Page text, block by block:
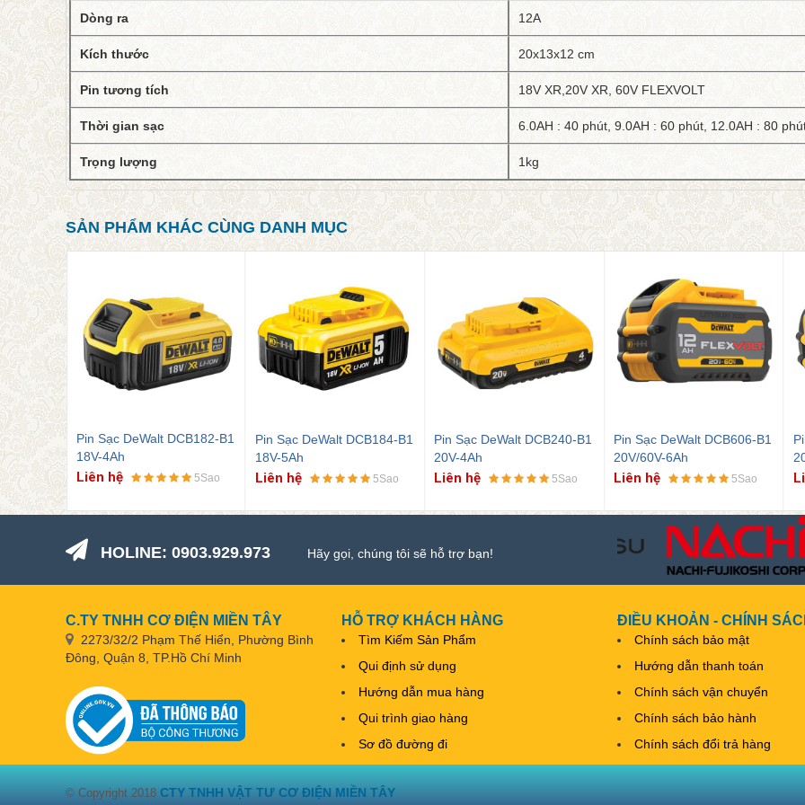
Dòng ra 12A
Kích thước 20x13x12 cm
Pin tương tích 18V XR,20V XR, 60V FLEXVOLT
Thời gian sạc 6.0AH : 40 phút, 9.0AH : 60 phút, 12.0AH : 80
Trọng lượng 1kg
SẢN PHẨM KHÁC CÙNG DANH MỤC
B1
5Sao
Pin Sạc DeWalt DCB184-B1
18V-5Ah
Liên hệ 5Sao
Pin Sạc DeWalt DCB240-B1
20V-4Ah
Liên hệ 5Sao
Pin Sạc DeWalt DCB606-B1
20V/60V-6Ah
Liên hệ 5Sao
Pin Sạc DeWalt DCB609-B1
20V/60V-9Ah
Liên hệ 5Sao
HOLINE: 0903.929.973 Hãy gọi, chúng tôi sẽ hỗ trợ bạn!
C.TY TNHH CƠ ĐIỆN MIỀN TÂY
2273/32/2 Phạm Thế Hiển, Phường Bình
Đông, Quận 8, TP.Hồ Chí Minh
HỖ TRỢ KHÁCH HÀNG
Tìm Kiếm Sản Phẩm
Qui định sử dụng
Hướng dẫn mua hàng
Qui trình giao hàng
Sơ đồ đường đi
ĐIỀU KHOẢN - CHÍNH
Chính sách bảo mật
Hướng dẫn thanh toán
Chính sách vận chuyển
Chính sách bảo hành
Chính sách đổi trả hàng
© Copyright 2018 CTY TNHH VẬT TƯ CƠ ĐIỆN MIỀN TÂY